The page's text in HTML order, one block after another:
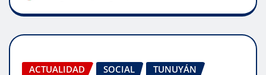
ACTUALIDAD SOCIAL
TUNUYÁN